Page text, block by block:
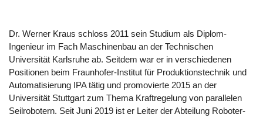
Dr. Werner Kraus schloss 2011 sein Studium als Diplom-
Ingenieur im Fach Maschinenbau an der Technischen
Universität Karlsruhe ab. Seitdem war er in verschiedenen
Positionen beim Fraunhofer-Institut für Produktionstechnik und
Automatisierung IPA tätig und promovierte 2015 an der
Universität Stuttgart zum Thema Kraftregelung von parallelen
Seilrobotern. Seit Juni 2019 ist er Leiter der Abteilung Roboter-